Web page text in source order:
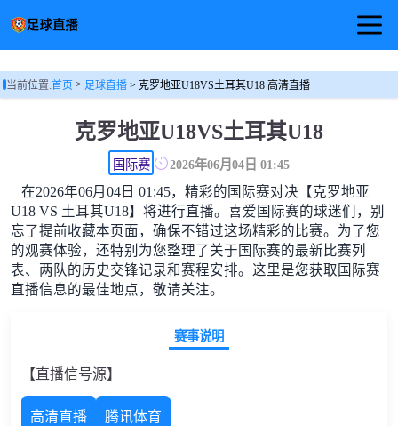
首页
足球视频
当前位置:首页> 足球直播> 克罗地亚U18VS土耳其U18 高清直播
克罗地亚U18VS土耳其U18
国际赛 2026年06月04日 01:45
在2026年06月04日 01:45，精彩的国际赛对决【克罗地亚
U18 VS 土耳其U18】将进行直播。喜爱国际赛的球迷们，别
忘了提前收藏本页面，确保不错过这场精彩的比赛。为了您
的观赛体验，还特别为您整理了关于国际赛的最新比赛列
表、两队的历史交锋记录和赛程安排。这里是您获取国际赛
直播信息的最佳地点，敬请关注。
赛事说明
【直播信号源】
高清直播 腾讯体育